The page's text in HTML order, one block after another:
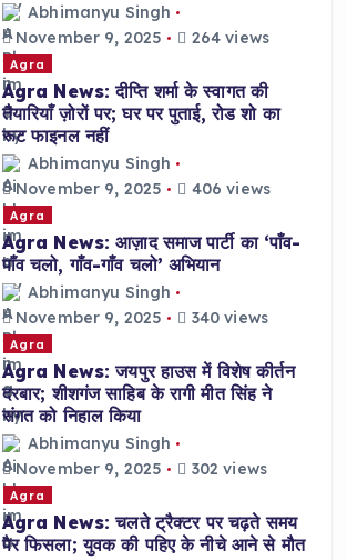
Abhimanyu Singh
November 9, 2025
264 views
Agra
Agra News: दीप्ति शर्मा के स्वागत की
तैयारियाँ ज़ोरों पर; घर पर पुताई, रोड शो का
रूट फाइनल नहीं
Abhimanyu Singh
November 9, 2025
406 views
Agra
Agra News: आज़ाद समाज पार्टी का ‘पाँव-
पाँव चलो, गाँव-गाँव चलो’ अभियान
Abhimanyu Singh
November 9, 2025
340 views
Agra
Agra News: जयपुर हाउस में विशेष कीर्तन
दरबार; शीशगंज साहिब के रागी मीत सिंह ने
संगत को निहाल किया
Abhimanyu Singh
November 9, 2025
302 views
Agra
Agra News: चलते ट्रैक्टर पर चढ़ते समय
पैर फिसला; युवक की पहिए के नीचे आने से मौत